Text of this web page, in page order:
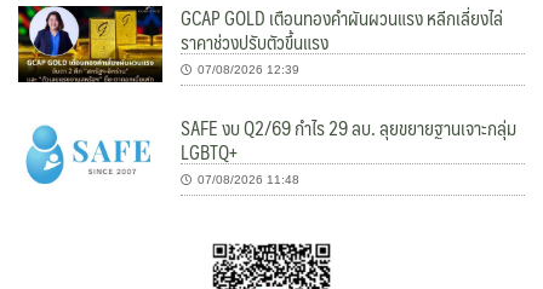
GCAP GOLD เตือนทองคำผันผวนแรง หลีกเลี่ยงไล่
ราคาช่วงปรับตัวขึ้นแรง
07/08/2026 12:39
SAFE งบ Q2/69 กำไร 29 ลบ. ลุยขยายฐานเจาะกลุ่ม
LGBTQ+
07/08/2026 11:48